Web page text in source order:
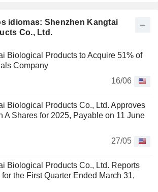
idiomas: Shenzhen Kangtai
Co., Ltd.
Biological Products to Acquire 51% of
Company
16/06
Biological Products Co., Ltd. Approves
A Shares for 2025, Payable on 11 June
27/05
Biological Products Co., Ltd. Reports
the First Quarter Ended March 31,